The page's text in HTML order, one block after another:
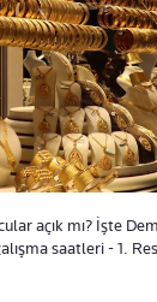
açık mı? İşte
saatleri - 1.